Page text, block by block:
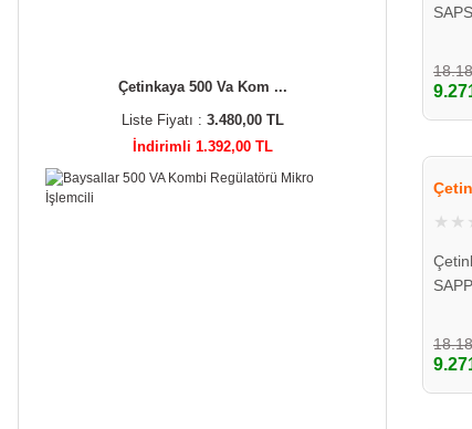
Çetinkaya 500 Va Kom ...
Liste Fiyatı : 3.480,00 TL
İndirimli 1.392,00 TL